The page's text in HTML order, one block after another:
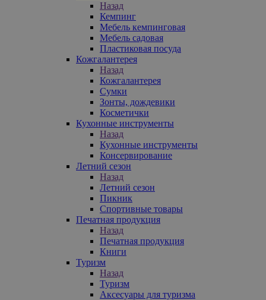
Назад
Кемпинг
Мебель кемпинговая
Мебель садовая
Пластиковая посуда
Кожгалантерея
Назад
Кожгалантерея
Сумки
Зонты, дождевики
Косметички
Кухонные инструменты
Назад
Кухонные инструменты
Консервирование
Летний сезон
Назад
Летний сезон
Пикник
Спортивные товары
Печатная продукция
Назад
Печатная продукция
Книги
Туризм
Назад
Туризм
Аксесуары для туризма